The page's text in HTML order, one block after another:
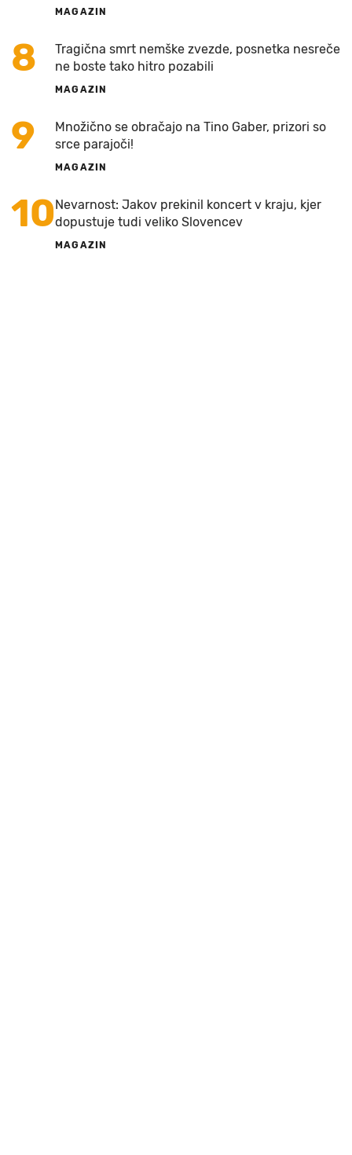
MAGAZIN
8
Tragična smrt nemške zvezde, posnetka nesreče
ne boste tako hitro pozabili
MAGAZIN
9
Množično se obračajo na Tino Gaber, prizori so
srce parajoči!
MAGAZIN
10Nevarnost: Jakov prekinil koncert v kraju, kjer
dopustuje tudi veliko Slovencev
MAGAZIN